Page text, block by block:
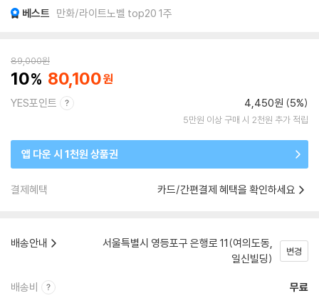
베스트 만화/라이트노벨 top20 1주
89,000원
10 80,100
YES포인트 4,450원 (5%)
5만원 이상 구매 시 2천원 추가 적립
앱 다운 시 1천원 상품권
결제혜택 카드/간편결제 혜택을 확인하세요
배송안내
서울특별시 영등포구 은행로 11(여의도동,
일신빌딩)
변경
배송비 무료